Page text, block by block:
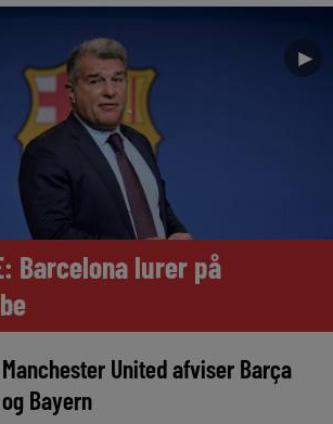
►
Barcelona lurer på
Manchester United afviser Barça
og Bayern